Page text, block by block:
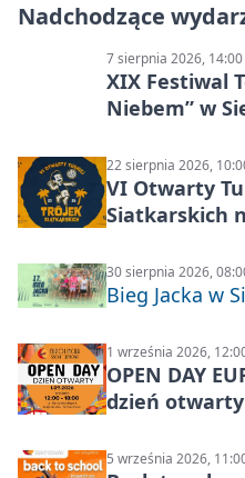
Nadchodzące
7 sierpnia 2026, 14:00
XIX Festiwal
Niebem” w
22 sierpnia 2026,
VI Otwarty
Siatkarskich
30 sierpnia 2026,
Bieg Jacka w
1 września 2026,
OPEN DAY
dzień otwarty
5 września 2026,